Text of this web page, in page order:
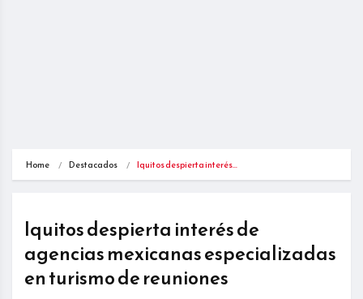
Home Destacados Iquitos despierta interés…
Iquitos despierta interés de
agencias mexicanas especializadas
en turismo de reuniones